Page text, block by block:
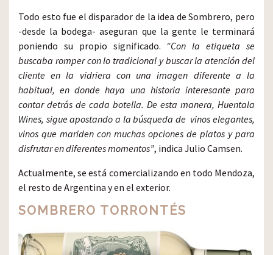
Todo esto fue el disparador de la idea de Sombrero, pero
-desde la bodega- aseguran que la gente le terminará
poniendo su propio significado. “Con la etiqueta se
buscaba romper con lo tradicional y buscar la atención del
cliente en la vidriera con una imagen diferente a la
habitual, en donde haya una historia interesante para
contar detrás de cada botella. De esta manera, Huentala
Wines, sigue apostando a la búsqueda de vinos elegantes,
vinos que mariden con muchas opciones de platos y para
disfrutar en diferentes momentos”, indica Julio Camsen.
Actualmente, se está comercializando en todo Mendoza,
el resto de Argentina y en el exterior.
SOMBRERO TORRONTÉS